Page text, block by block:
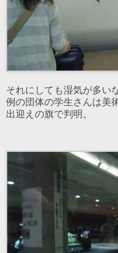
それにしても湿気が多い
例の団体の学生さんは美
出迎えの旗で判明。